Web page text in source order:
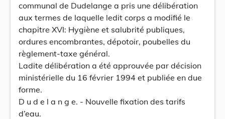
communal de Dudelange a pris une délibération
aux termes de laquelle ledit corps a modifié le
chapitre XVI: Hygiène et salubrité publiques,
ordures encombrantes, dépotoir, poubelles du
règlement-taxe général.
Ladite délibération a été approuvée par décision
ministérielle du 16 février 1994 et publiée en due
forme.
D u d e l a n g e. - Nouvelle fixation des tarifs
d’eau.